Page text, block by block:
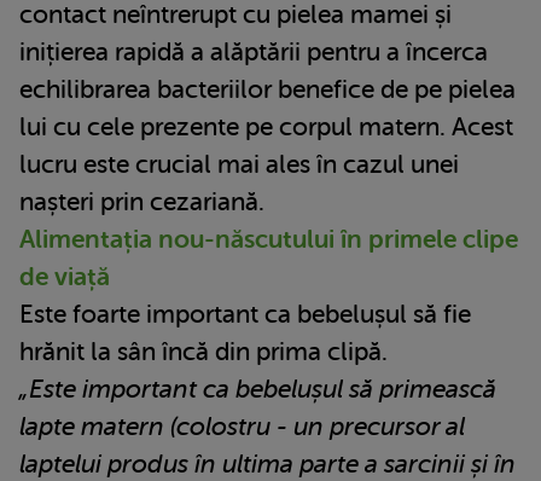
contact neîntrerupt cu pielea mamei și
inițierea rapidă a alăptării pentru a încerca
echilibrarea bacteriilor benefice de pe pielea
lui cu cele prezente pe corpul matern. Acest
lucru este crucial mai ales în cazul unei
nașteri prin cezariană.
Alimentația nou-născutului în primele clipe
de viață
Este foarte important ca bebelușul să fie
hrănit la sân încă din prima clipă.
„Este important ca bebelușul să primească
lapte matern (colostru - un precursor al
laptelui produs în ultima parte a sarcinii și în